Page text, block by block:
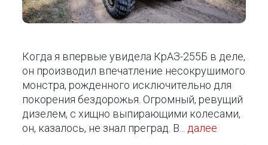
Когда я впервые увидела КрАЗ-255Б в деле,
он производил впечатление несокрушимого
монстра, рожденного исключительно для
покорения бездорожья. Огромный, ревущий
дизелем, с хищно выпирающими колесами,
он, казалось, не знал преград. В... далее